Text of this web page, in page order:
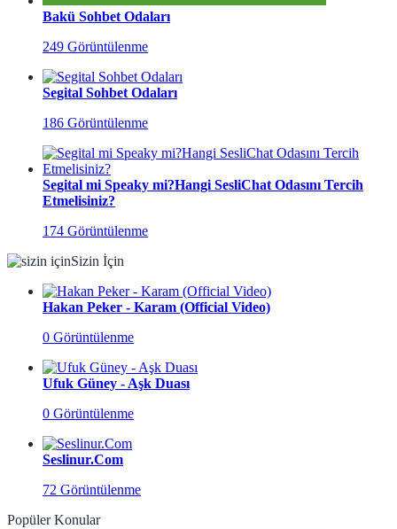
Bakü Sohbet Odaları
249 Görüntülenme
Segital Sohbet Odaları
186 Görüntülenme
Segital mi Speaky mi?Hangi SesliChat Odasını Tercih
Etmelisiniz?
174 Görüntülenme
Sizin İçin
Hakan Peker - Karam (Official Video)
0 Görüntülenme
Ufuk Güney - Aşk Duası
0 Görüntülenme
Seslinur.Com
72 Görüntülenme
Popüler Konular